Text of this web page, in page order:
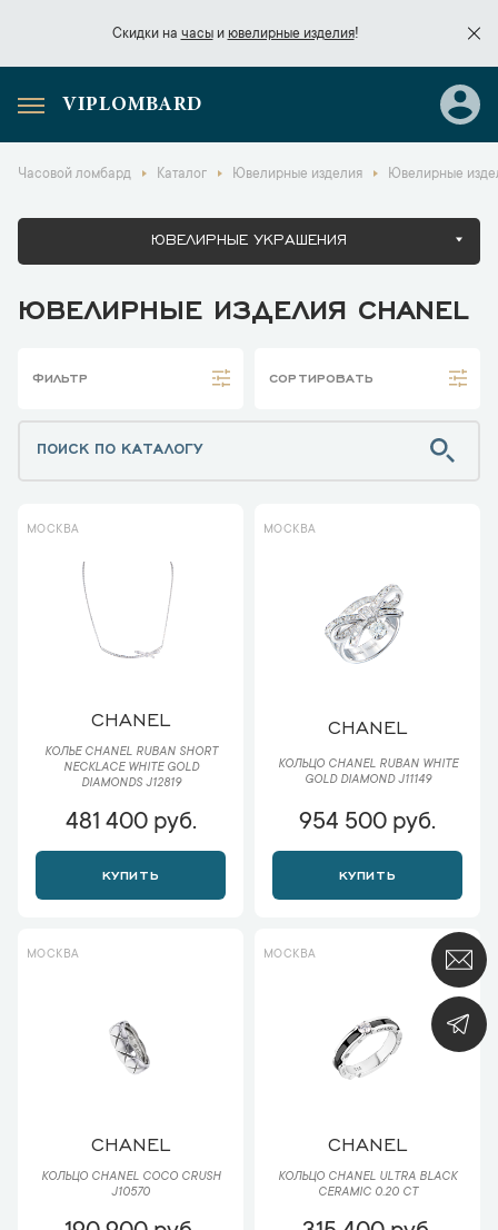
Скидки на часыи ювелирные изделия!
Скидки начасы
VIPLOMBARD
Часовой ломбард Каталог Ювелирные изделия Ювелирные
ЮВЕЛИРНЫЕ УКРАШЕНИЯ
ЮВЕЛИРНЫЕ ИЗДЕЛИЯ CHANEL
ФИЛЬТР СОРТИРОВАТЬ
МОСКВА
CHANEL
КОЛЬЕ CHANEL RUBAN SHORT
NECKLACE WHITE GOLD
DIAMONDS J12819
481 400 руб.
КУПИТЬ
МОСКВА
CHANEL
КОЛЬЦО CHANEL RUBAN WHITE
GOLD DIAMOND J11149
954 500 руб.
КУПИТЬ
МОСКВА
CHANEL
КОЛЬЦО CHANEL COCO CRUSH
J10570
МОСКВА
CHANEL
КОЛЬЦО CHANEL ULTRA BLACK
CERAMIC 0.20 CT